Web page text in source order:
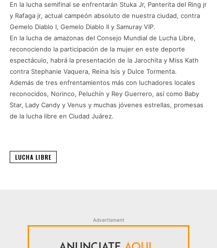
En la lucha semifinal se enfrentarán Stuka Jr, Panterita del Ring jr
y Rafaga jr, actual campeón absoluto de nuestra ciudad, contra
Gemelo Diablo I, Gemelo Diablo II y Samuray VIP.
En la lucha de amazonas del Consejo Mundial de Lucha Libre,
reconociendo la participación de la mujer en este deporte
espectáculo, habrá la presentación de la Jarochita y Miss Kath
contra Stephanie Vaquera, Reina Isis y Dulce Tormenta.
Además de tres enfrentamientos más con luchadores locales
reconocidos, Norinco, Peluchín y Rey Guerrero, así como Baby
Star, Lady Candy y Venus y muchas jóvenes estrellas, promesas
de la lucha libre en Ciudad Juárez.
LUCHA LIBRE
Advertisment